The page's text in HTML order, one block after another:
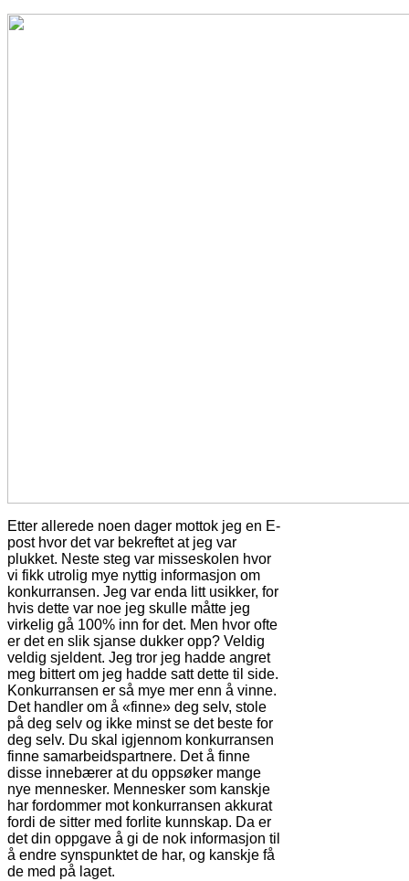
Etter allerede noen dager mottok jeg en E-
post hvor det var bekreftet at jeg var
plukket. Neste steg var misseskolen hvor
vi fikk utrolig mye nyttig informasjon om
konkurransen. Jeg var enda litt usikker, for
hvis dette var noe jeg skulle måtte jeg
virkelig gå 100% inn for det. Men hvor ofte
er det en slik sjanse dukker opp? Veldig
veldig sjeldent. Jeg tror jeg hadde angret
meg bittert om jeg hadde satt dette til side.
Konkurransen er så mye mer enn å vinne.
Det handler om å «finne» deg selv, stole
på deg selv og ikke minst se det beste for
deg selv. Du skal igjennom konkurransen
finne samarbeidspartnere. Det å finne
disse innebærer at du oppsøker mange
nye mennesker. Mennesker som kanskje
har fordommer mot konkurransen akkurat
fordi de sitter med forlite kunnskap. Da er
det din oppgave å gi de nok informasjon til
å endre synspunktet de har, og kanskje få
de med på laget.